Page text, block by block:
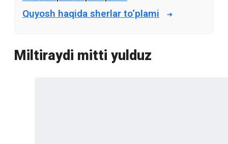
Quyosh haqida sherlar to‘plami
Miltiraydi mitti yulduz